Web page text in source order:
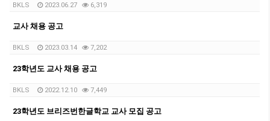
BKLS 2023.06.27 6,319
교사 채용 공고
BKLS 2023.03.14 7,202
23학년도 교사 채용 공고
BKLS 2022.12.10 7,449
23학년도 브리즈번한글학교 교사 모집 공고